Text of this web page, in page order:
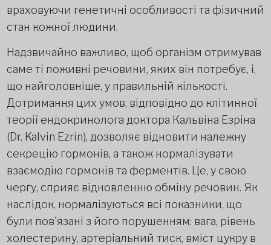
враховуючи генетичні особливості та фізичний
стан кожної людини.
Надзвичайно важливо, щоб організм отримував
саме ті поживні речовини, яких він потребує, і,
що найголовніше, у правильній кількості.
Дотримання цих умов, відповідно до клітинної
теорії ендокринолога доктора Кальвіна Езріна
(Dr. Kalvin Ezrin), дозволяє відновити належну
секрецію гормонів, а також нормалізувати
взаємодію гормонів та ферментів. Це, у свою
чергу, сприяє відновленню обміну речовин. Як
наслідок, нормалізуються всі показники, що
були пов'язані з його порушенням: вага, рівень
холестерину, артеріальний тиск, вміст цукру в